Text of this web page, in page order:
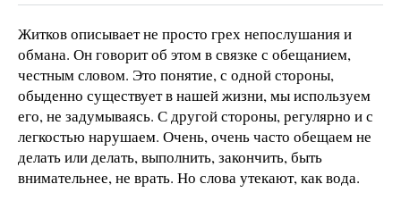
Житков описывает не просто грех непослушания и
обмана. Он говорит об этом в связке с обещанием,
честным словом. Это понятие, с одной стороны,
обыденно существует в нашей жизни, мы используем
его, не задумываясь. С другой стороны, регулярно и с
легкостью нарушаем. Очень, очень часто обещаем не
делать или делать, выполнить, закончить, быть
внимательнее, не врать. Но слова утекают, как вода.